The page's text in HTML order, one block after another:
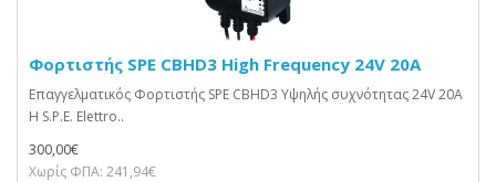
Φορτιστής SPE CBHD3 High Frequency 24V 20A
Επαγγελματικός Φορτιστής SPE CBHD3 Υψηλής συχνότητας 24V 20A
Η S.P.E. Elettro..
300,00€
Χωρίς ΦΠΑ: 241,94€